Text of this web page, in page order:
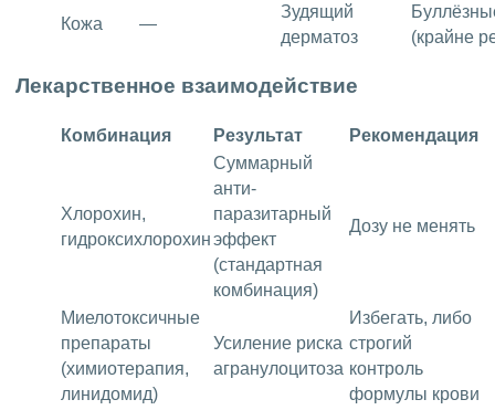
Кожа —
Зудящий
дерматоз
(крайне
Лекарственное взаимодействие
Комбинация Результат Рекомендация
Хлорохин,
гидроксихлорохин
Суммарный
анти­
паразитарный
эффект
(стандартная
комбинация)
Дозу не менять
Миелотоксичные
препараты
(химиотерапия,
линидомид)
Усиление риска
агранулоцитоза
Избегать, либо
строгий
контроль
формулы крови